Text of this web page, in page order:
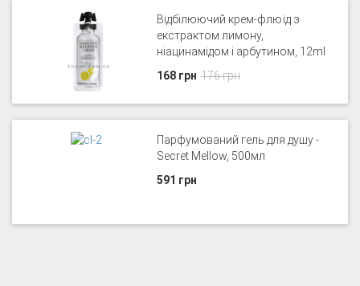
Відбілюючий крем-флюїд з
екстрактом лимону,
ніацинамідом і арбутином, 12ml
176 грн
168 грн
Парфумований гель для душу -
Secret Mellow, 500мл
591 грн